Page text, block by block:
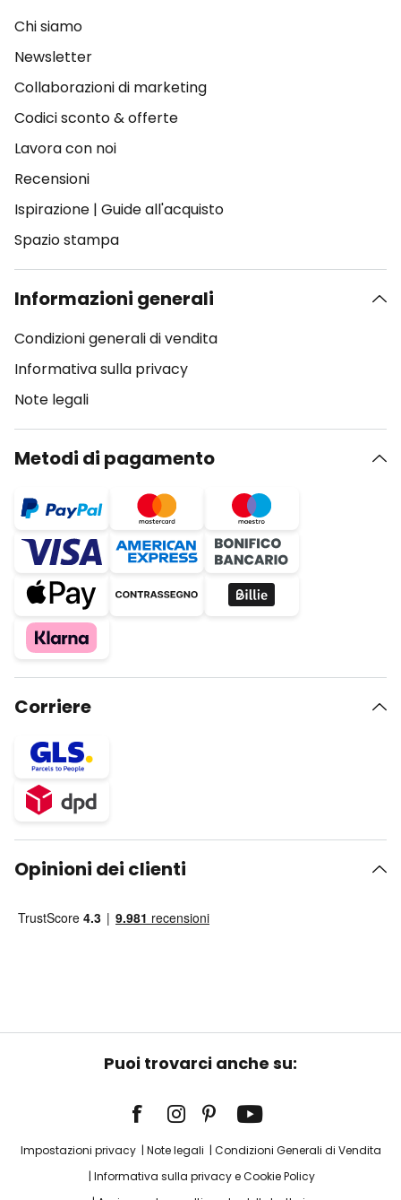
Chi siamo
Newsletter
Collaborazioni di marketing
Codici sconto & offerte
Lavora con noi
Recensioni
Ispirazione | Guide all'acquisto
Spazio stampa
Informazioni generali
Condizioni generali di vendita
Informativa sulla privacy
Note legali
Metodi di pagamento
Corriere
Opinioni dei clienti
Puoi trovarci anche su:
Impostazioni privacy Note legali
Condizioni Generali di Vendita
Informativa sulla privacy e Cookie Policy